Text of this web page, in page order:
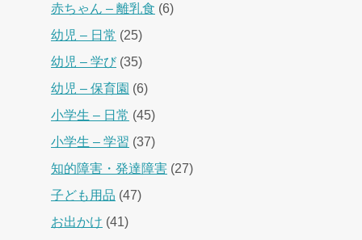
赤ちゃん – 離乳食 (6)
幼児 – 日常 (25)
幼児 – 学び(35)
幼児 – 保育園 (6)
小学生 – 日常 (45)
小学生 – 学習 (37)
知的障害・発達障害 (27)
子ども用品 (47)
お出かけ (41)